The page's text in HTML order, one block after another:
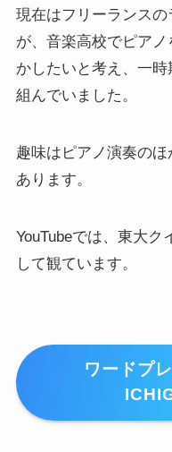
現在はフリーランス
が、音楽高校でピア
かしたいと考え、一時
組んでいました。
趣味はピアノ演奏の
あります。
YouTubeでは、東大
して観ています。
ワードプ